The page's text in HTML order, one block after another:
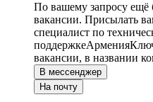
По вашему запросу ещё
вакансии. Присылать
специалист по
поддержкеАрмения
вакансии, в названии
В мессенджер
На почту